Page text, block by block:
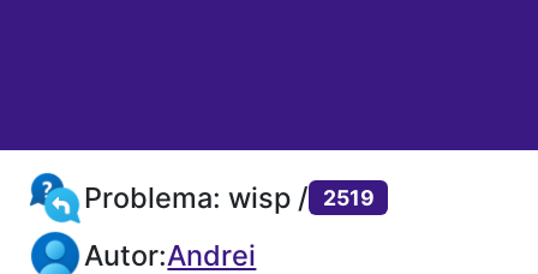
Problema: wisp / 2519
Autor:Andrei